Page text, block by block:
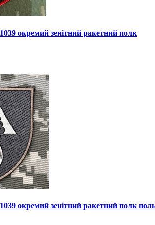
окремий зенітний ракетний полк
окремий зенітний ракетний полк